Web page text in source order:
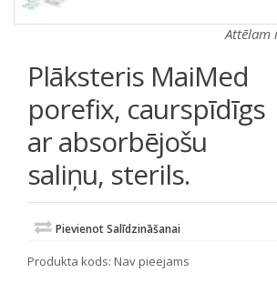
Attēlam
Plāksteris MaiMed
porefix, caurspīdīgs
ar absorbējošu
saliņu, sterils.
Pievienot Salīdzināšanai
Produkta kods: Nav pieejams